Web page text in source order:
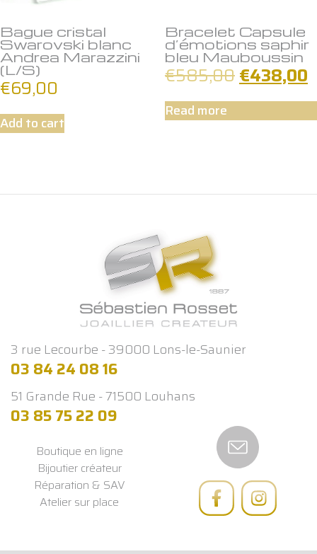
Bague cristal
Swarovski blanc
Andrea Marazzini
(L/S)
€69,00
Add to cart
Bracelet Capsule
d’émotions saphir
bleu Mauboussin
€585,00€438,00
Read more
Boutique en ligne
Bijoutier créateur
Réparation & SAV
Atelier sur place
3 rue Lecourbe - 39000 Lons-le-Saunier
03 84 24 08 16
51 Grande Rue - 71500 Louhans
03 85 75 22 09